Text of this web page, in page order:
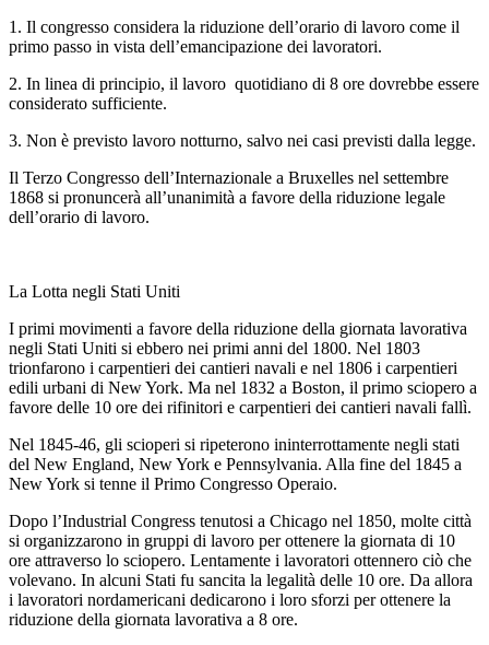
1. Il congresso considera la riduzione dell’orario di lavoro come il
primo passo in vista dell’emancipazione dei lavoratori.
2. In linea di principio, il lavoro quotidiano di 8 ore dovrebbe essere
considerato sufficiente.
3. Non è previsto lavoro notturno, salvo nei casi previsti dalla legge.
Il Terzo Congresso dell’Internazionale a Bruxelles nel settembre
1868 si pronuncerà all’unanimità a favore della riduzione legale
dell’orario di lavoro.
La Lotta negli Stati Uniti
I primi movimenti a favore della riduzione della giornata lavorativa
negli Stati Uniti si ebbero nei primi anni del 1800. Nel 1803
trionfarono i carpentieri dei cantieri navali e nel 1806 i carpentieri
edili urbani di New York. Ma nel 1832 a Boston, il primo sciopero a
favore delle 10 ore dei rifinitori e carpentieri dei cantieri navali fallì.
Nel 1845-46, gli scioperi si ripeterono ininterrottamente negli stati
del New England, New York e Pennsylvania. Alla fine del 1845 a
New York si tenne il Primo Congresso Operaio.
Dopo l’Industrial Congress tenutosi a Chicago nel 1850, molte città
si organizzarono in gruppi di lavoro per ottenere la giornata di 10
ore attraverso lo sciopero. Lentamente i lavoratori ottennero ciò che
volevano. In alcuni Stati fu sancita la legalità delle 10 ore. Da allora
i lavoratori nordamericani dedicarono i loro sforzi per ottenere la
riduzione della giornata lavorativa a 8 ore.